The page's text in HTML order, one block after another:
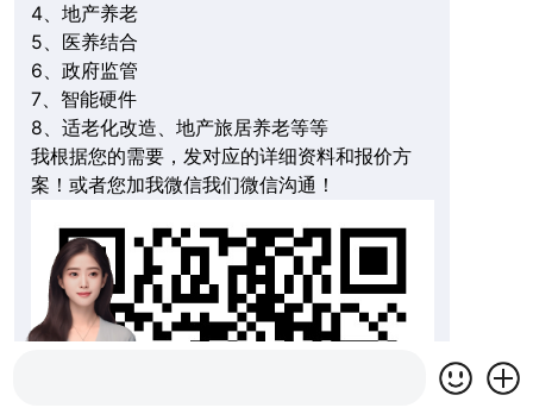
4、地产养老
5、医养结合
6、政府监管
7、智能硬件
8、适老化改造、地产旅居养老等等
我根据您的需要，发对应的详细资料和报价方
案！或者您加我微信我们微信沟通！